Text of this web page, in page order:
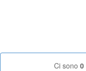
Ci sono 0